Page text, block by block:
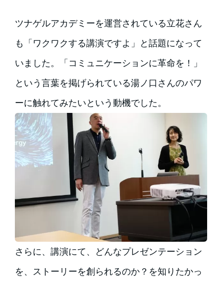
ツナゲルアカデミーを運営されている立花さん
も「ワクワクする講演ですよ」と話題になって
いました。「コミュニケーションに革命を！」
という言葉を掲げられている湯ノ口さんのパワ
ーに触れてみたいという動機でした。
さらに、講演にて、どんなプレゼンテーション
を、ストーリーを創られるのか？を知りたかっ